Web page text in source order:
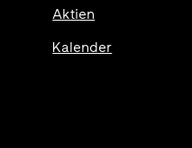
Aktien
Kalender